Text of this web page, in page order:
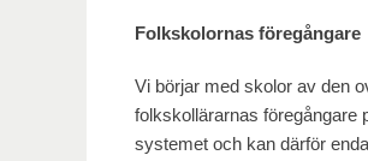
Folkskolornas föregångare
Vi börjar med skolor av den
folkskollärarnas föregångare
systemet och kan därför